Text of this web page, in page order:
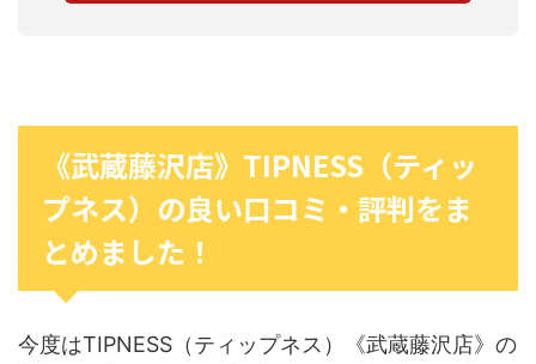
《武蔵藤沢店》TIPNESS（ティッ
プネス）の良い口コミ・評判をま
とめました！
今度はTIPNESS（ティップネス）《武蔵藤沢店》の